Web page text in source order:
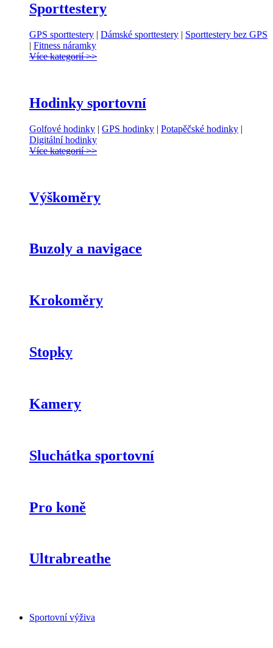
Sporttestery
GPS sporttestery | Dámské sporttestery | Sporttestery bez GPS
| Fitness náramky
Více kategorií >>
Hodinky sportovní
Golfové hodinky | GPS hodinky | Potapěčské hodinky |
Digitální hodinky
Více kategorií >>
Výškoměry
Buzoly a navigace
Krokoměry
Stopky
Kamery
Sluchátka sportovní
Pro koně
Ultrabreathe
Sportovní výživa